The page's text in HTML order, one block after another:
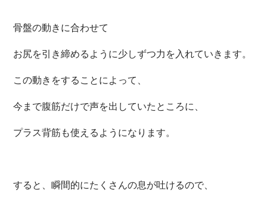
骨盤の動きに合わせて
お尻を引き締めるように少しずつ力を入れていきます。
この動きをすることによって、
今まで腹筋だけで声を出していたところに、
プラス背筋も使えるようになります。
すると、瞬間的にたくさんの息が吐けるので、